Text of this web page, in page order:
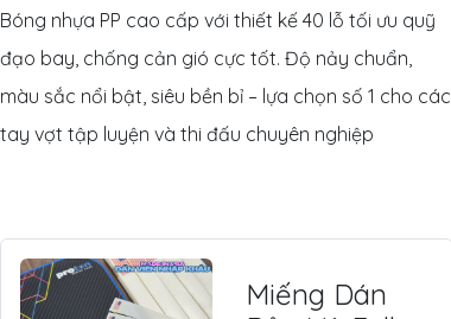
Bóng nhựa PP cao cấp với thiết kế 40 lỗ tối ưu quỹ
đạo bay, chống cản gió cực tốt. Độ nảy chuẩn,
màu sắc nổi bật, siêu bền bỉ – lựa chọn số 1 cho các
tay vợt tập luyện và thi đấu chuyên nghiệp
Miếng Dán